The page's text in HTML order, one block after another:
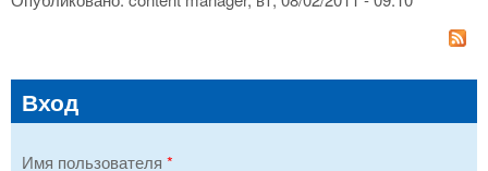
Вход
Имя пользователя *